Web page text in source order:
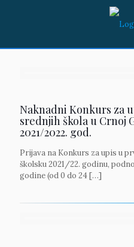
Naknadni Konkurs za
srednjih škola u Crnoj
2021/2022. god.
Prijava na Konkurs za upis u
školsku 2021/22. godinu,
godine (od 0 do 24[…]